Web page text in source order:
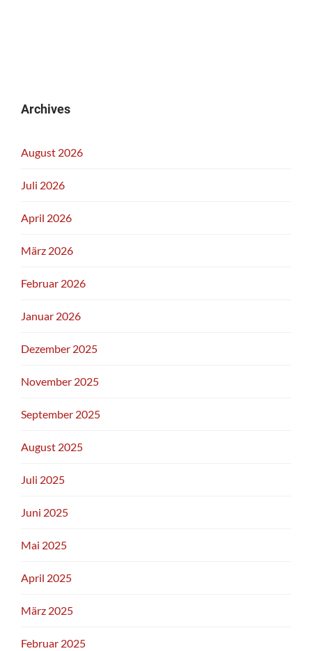
Archives
August 2026
Juli 2026
April 2026
März 2026
Februar 2026
Januar 2026
Dezember 2025
November 2025
September 2025
August 2025
Juli 2025
Juni 2025
Mai 2025
April 2025
März 2025
Februar 2025